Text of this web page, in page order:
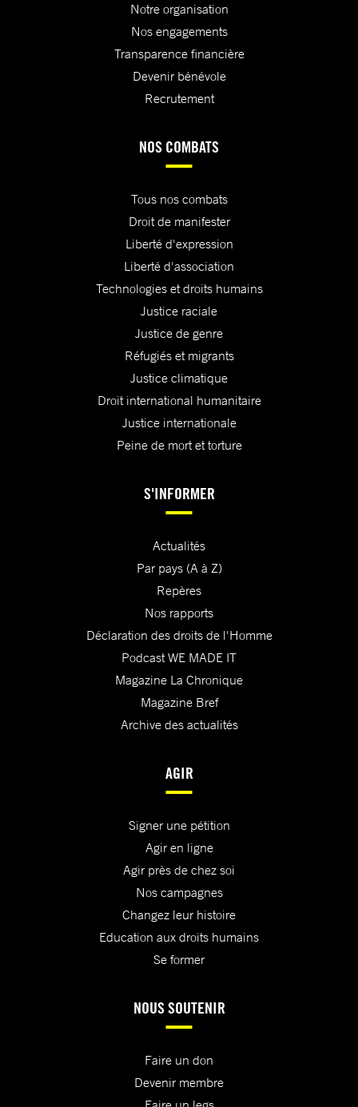
Notre organisation
Nos engagements
Transparence financière
Devenir bénévole
Recrutement
NOS COMBATS
Tous nos combats
Droit de manifester
Liberté d'expression
Liberté d'association
Technologies et droits humains
Justice raciale
Justice de genre
Réfugiés et migrants
Justice climatique
Droit international humanitaire
Justice internationale
Peine de mort et torture
S'INFORMER
Actualités
Par pays (A à Z)
Repères
Nos rapports
Déclaration des droits de l'Homme
Podcast WE MADE IT
Magazine La Chronique
Magazine Bref
Archive des actualités
AGIR
Signer une pétition
Agir en ligne
Agir près de chez soi
Nos campagnes
Changez leur histoire
Education aux droits humains
Se former
NOUS SOUTENIR
Faire un don
Devenir membre